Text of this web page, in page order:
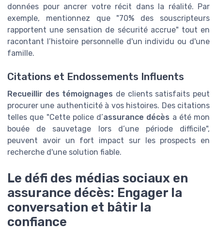
données pour ancrer votre récit dans la réalité. Par
exemple, mentionnez que "70% des souscripteurs
rapportent une sensation de sécurité accrue" tout en
racontant l’histoire personnelle d'un individu ou d'une
famille.
Citations et Endossements Influents
Recueillir des témoignages de clients satisfaits peut
procurer une authenticité à vos histoires. Des citations
telles que "Cette police d’assurance décès a été mon
bouée de sauvetage lors d’une période difficile",
peuvent avoir un fort impact sur les prospects en
recherche d'une solution fiable.
Le défi des médias sociaux en
assurance décès: Engager la
conversation et bâtir la
confiance